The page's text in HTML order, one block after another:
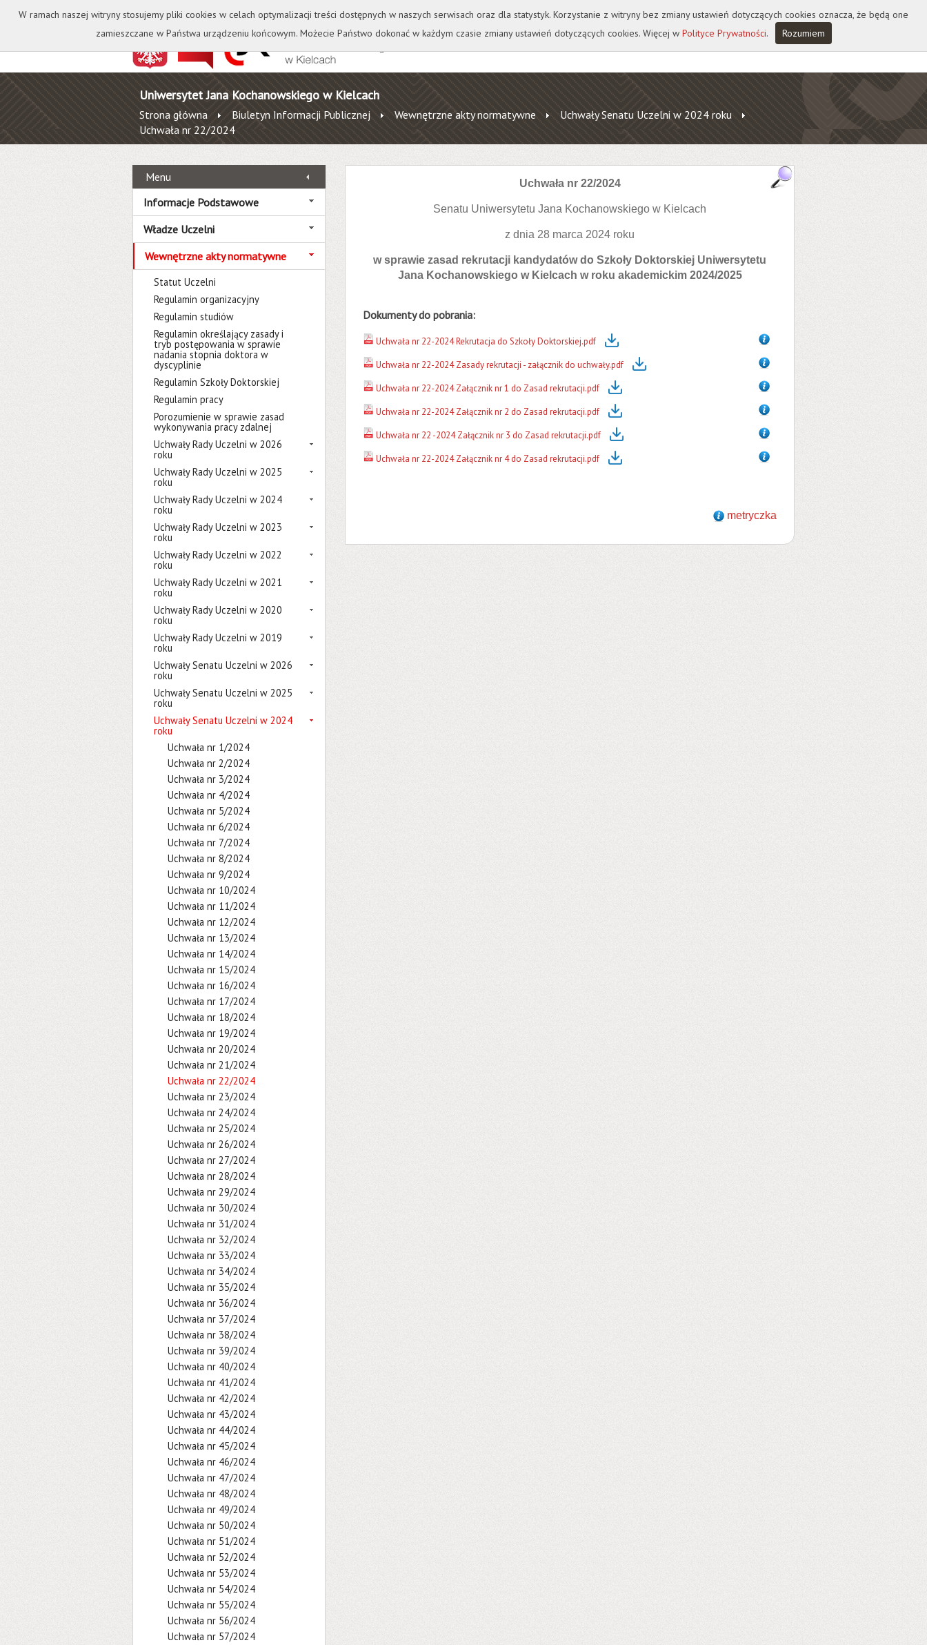
Kontakt Biblioteka Wydawnictwo Wirtualna Uczelnia A A A A
Uniwersytet Jana Kochanowskiego w Kielcach
Strona główna Biuletyn Informacji Publicznej Wewnętrzne akty normatywne
Uchwały Senatu Uczelni w 2024 roku
Uchwała nr 22/2024
Menu
Informacje Podstawowe
Władze Uczelni
Wewnętrzne akty normatywne
Statut Uczelni
Regulamin organizacyjny
Regulamin studiów
Regulamin określający zasady i
tryb postępowania w sprawie
nadania stopnia doktora w
dyscyplinie
Regulamin Szkoły Doktorskiej
Regulamin pracy
Porozumienie w sprawie zasad
wykonywania pracy zdalnej
Uchwały Rady Uczelni w 2026
roku
Uchwały Rady Uczelni w 2025
roku
Uchwały Rady Uczelni w 2024
roku
Uchwały Rady Uczelni w 2023
roku
Uchwały Rady Uczelni w 2022
roku
Uchwały Rady Uczelni w 2021
roku
Uchwały Rady Uczelni w 2020
roku
Uchwały Rady Uczelni w 2019
roku
Uchwały Senatu Uczelni w 2026
roku
Uchwały Senatu Uczelni w 2025
roku
Uchwały Senatu Uczelni w 2024
roku
Uchwała nr 1/2024
Uchwała nr 2/2024
Uchwała nr 3/2024
Uchwała nr 4/2024
Uchwała nr 5/2024
Uchwała nr 6/2024
Uchwała nr 7/2024
Uchwała nr 8/2024
Uchwała nr 9/2024
Uchwała nr 10/2024
Uchwała nr 11/2024
Uchwała nr 12/2024
Uchwała nr 13/2024
Uchwała nr 14/2024
Uchwała nr 15/2024
Uchwała nr 16/2024
Uchwała nr 17/2024
Uchwała nr 18/2024
Uchwała nr 19/2024
Uchwała nr 20/2024
Uchwała nr 21/2024
Uchwała nr 22/2024
Uchwała nr 23/2024
Uchwała nr 24/2024
Uchwała nr 25/2024
Uchwała nr 26/2024
Uchwała nr 27/2024
Uchwała nr 28/2024
Uchwała nr 29/2024
Uchwała nr 30/2024
Uchwała nr 31/2024
Uchwała nr 32/2024
Uchwała nr 33/2024
Uchwała nr 34/2024
Uchwała nr 35/2024
Uchwała nr 36/2024
Uchwała nr 37/2024
Uchwała nr 38/2024
Uchwała nr 39/2024
Uchwała nr 40/2024
Uchwała nr 41/2024
Uchwała nr 42/2024
Uchwała nr 43/2024
Uchwała nr 44/2024
Uchwała nr 45/2024
Uchwała nr 46/2024
Uchwała nr 47/2024
Uchwała nr 48/2024
Uchwała nr 49/2024
Uchwała nr 50/2024
Uchwała nr 51/2024
Uchwała nr 52/2024
Uchwała nr 53/2024
Uchwała nr 54/2024
Uchwała nr 55/2024
Uchwała nr 56/2024
Uchwała nr 57/2024
Uchwała nr 22/2024
Senatu Uniwersytetu Jana Kochanowskiego w Kielcach
z dnia 28 marca 2024 roku
w sprawie zasad rekrutacji kandydatów do Szkoły Doktorskiej Uniwersytetu
Jana Kochanowskiego w Kielcach w roku akademickim 2024/2025
Dokumenty do pobrania:
Uchwała nr 22-2024 Rekrutacja do Szkoły Doktorskiej.pdf
Uchwała nr 22-2024 Zasady rekrutacji - załącznik do uchwały.pdf
Uchwała nr 22-2024 Załącznik nr 1 do Zasad rekrutacji.pdf
Uchwała nr 22-2024 Załącznik nr 2 do Zasad rekrutacji.pdf
Uchwała nr 22 -2024 Załącznik nr 3 do Zasad rekrutacji.pdf
Uchwała nr 22-2024 Załącznik nr 4 do Zasad rekrutacji.pdf
metryczka
W ramach naszej witryny stosujemy pliki cookies w celach optymalizacji treści dostępnych w naszych serwisach oraz dla statystyk. Korzystanie z witryny bez zmiany ustawień dotyczących cookies oznacza, że będą one
zamieszczane w Państwa urządzeniu końcowym. Możecie Państwo dokonać w każdym czasie zmiany ustawień dotyczących cookies. Więcej w Polityce Prywatności. Rozumiem